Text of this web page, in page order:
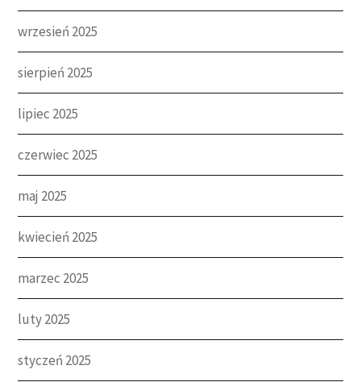
wrzesień 2025
sierpień 2025
lipiec 2025
czerwiec 2025
maj 2025
kwiecień 2025
marzec 2025
luty 2025
styczeń 2025